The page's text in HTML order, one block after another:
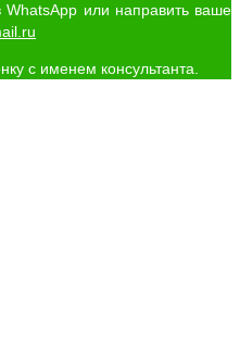
или направить ваше
с именем консультанта.